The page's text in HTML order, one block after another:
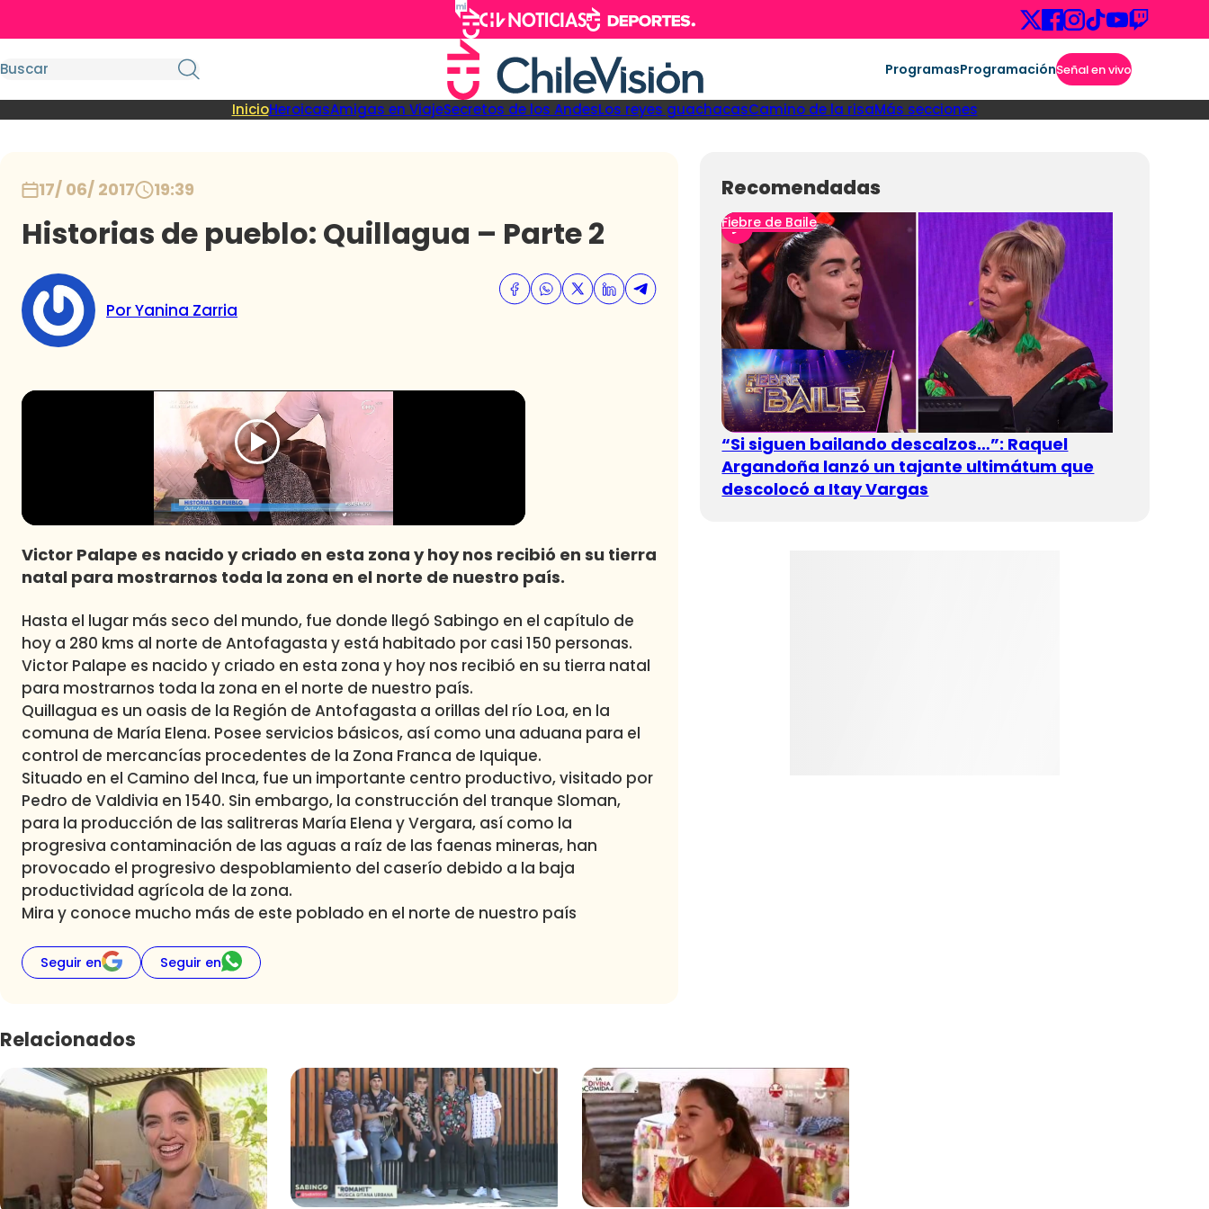
ProgramasProgramaciónSeñal en vivo
InicioHeroicasAmigas en ViajeSecretos de los AndesLos reyes guachacasCamino de la risaMás secciones
17/ 06/ 2017 19:39
Historias de pueblo: Quillagua – Parte 2
Por Yanina Zarria
Victor Palape es nacido y criado en esta zona y hoy nos recibió en su tierra
natal para mostrarnos toda la zona en el norte de nuestro país.
Hasta el lugar más seco del mundo, fue donde llegó Sabingo en el capítulo de
hoy a 280 kms al norte de Antofagasta y está habitado por casi 150 personas.
Victor Palape es nacido y criado en esta zona y hoy nos recibió en su tierra natal
para mostrarnos toda la zona en el norte de nuestro país.
Quillagua es un oasis de la Región de Antofagasta a orillas del río Loa, en la
comuna de María Elena. Posee servicios básicos, así como una aduana para el
control de mercancías procedentes de la Zona Franca de Iquique.
Situado en el Camino del Inca, fue un importante centro productivo, visitado por
Pedro de Valdivia en 1540. Sin embargo, la construcción del tranque Sloman,
para la producción de las salitreras María Elena y Vergara, así como la
progresiva contaminación de las aguas a raíz de las faenas mineras, han
provocado el progresivo despoblamiento del caserío debido a la baja
productividad agrícola de la zona.
Mira y conoce mucho más de este poblado en el norte de nuestro país
Seguir en Seguir en
Recomendadas
Fiebre de Baile
“Si siguen bailando descalzos…”: Raquel
Argandoña lanzó un tajante ultimátum que
descolocó a Itay Vargas
Relacionados